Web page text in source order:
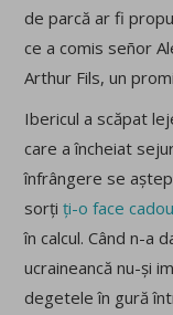
de parcă ar fi
ce a comis señor
Arthur Fils, un
Ibericul a scăpat
care a încheiat
înfrângere se
sorțiți-o face
în calcul. Când n-a
ucraineancă nu-și
degetele în gură